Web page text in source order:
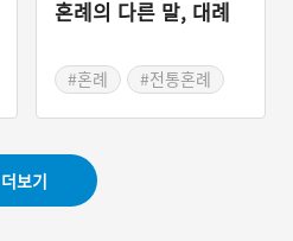
혼례의 다른 말, 대례
#혼례
#전통혼례
더보기